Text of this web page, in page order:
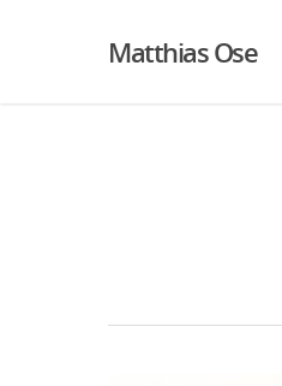
Matthias Ose